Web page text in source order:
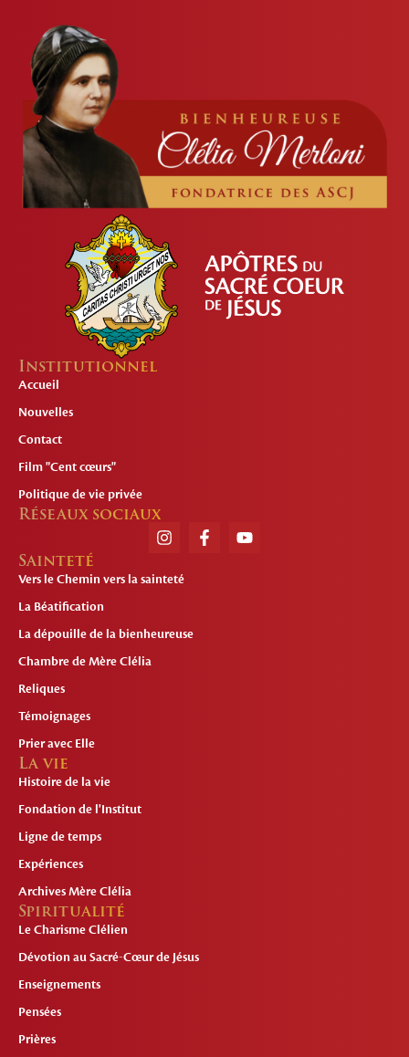
Institutionnel
Accueil
Nouvelles
Contact
Film "Cent cœurs"
Politique de vie privée
Réseaux sociaux
Sainteté
Vers le Chemin vers la sainteté
La Béatification
La dépouille de la bienheureuse
Chambre de Mère Clélia
Reliques
Témoignages
Prier avec Elle
La vie
Histoire de la vie
Fondation de l'Institut
Ligne de temps
Expériences
Archives Mère Clélia
Spiritualité
Le Charisme Clélien
Dévotion au Sacré-Cœur de Jésus
Enseignements
Pensées
Prières